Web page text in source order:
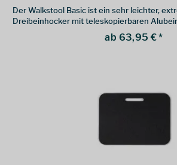
Der Walkstool Basic ist ein sehr leichter,
Dreibeinhocker mit teleskopierbaren
Sitzfläche aus Polyestergewebe. Die
ist für Personen bis 180 cm vorgesehen,
ab 63,95 € *